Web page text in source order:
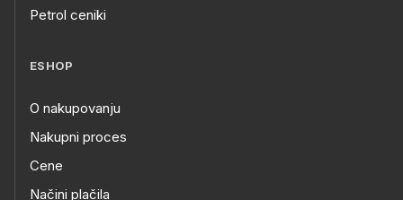
Petrol ceniki
ESHOP
O nakupovanju
Nakupni proces
Cene
Načini plačila